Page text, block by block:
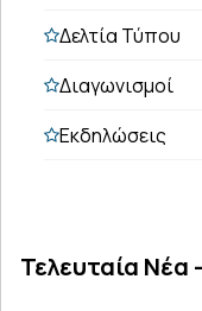
Δελτία Τύπου
Διαγωνισμοί
Εκδηλώσεις
Τελευταία Νέα